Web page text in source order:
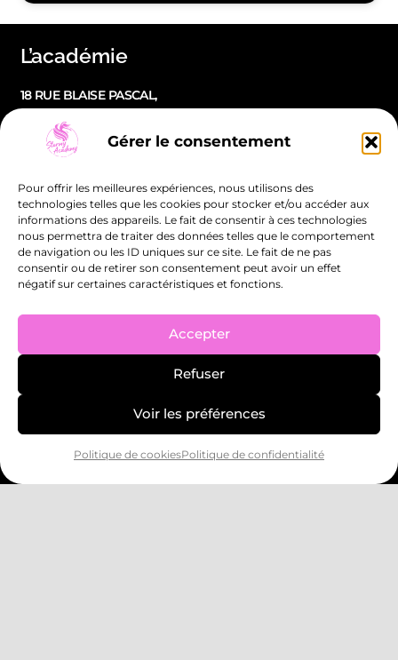
Gérer le consentement
Pour offrir les meilleures expériences, nous utilisons des
technologies telles que les cookies pour stocker et/ou accéder aux
informations des appareils. Le fait de consentir à ces technologies
nous permettra de traiter des données telles que le comportement
de navigation ou les ID uniques sur ce site. Le fait de ne pas
consentir ou de retirer son consentement peut avoir un effet
négatif sur certaines caractéristiques et fonctions.
Accepter
Refuser
Voir les préférences
Politique de cookiesPolitique de confidentialité
L’académie
18 RUE BLAISE PASCAL,
ESPACE ST-JACQUES 1, 54320 MAXÉVILLE
LUNDI : DE 9H30 À 21H30
MERCREDI : DE 9H30 À 21H30
JEUDI : DE 9H30 À 21H30
VENDREDI : DE 9H30 À 20H
SAMEDI : DE 9H30 À 13H
INFO@STORMY-ACADEMY.FR
Informations